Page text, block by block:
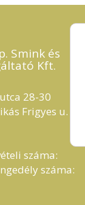
Smink és
Kft.​
28-30
Frigyes u. 11.
száma:
száma: